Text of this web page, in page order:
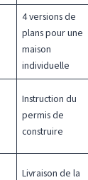
4 versions de
plans pour une
maison
individuelle
Instruction du
permis de
construire
Livraison de la